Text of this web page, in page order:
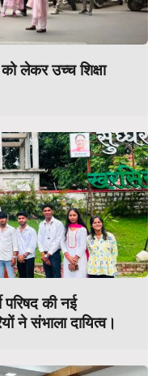
लेकर उच्च शिक्षा
परिषद की नई
ने संभाला दायित्व।